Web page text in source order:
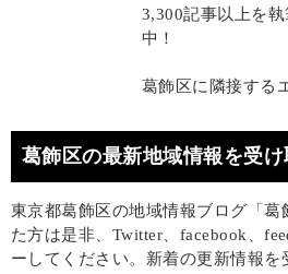
3,300記事以上を
中！
葛飾区に隣接する
葛飾区の最新地域情報を受
東京都葛飾区の地域情報ブログ「葛
た方は是非、Twitter、facebook、
ーしてください。新着の更新情報を